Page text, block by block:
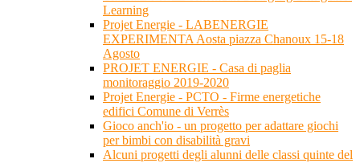
Learning
Projet Energie - LABENERGIE
EXPERIMENTA Aosta piazza Chanoux 15-18
Agosto
PROJET ENERGIE - Casa di paglia
monitoraggio 2019-2020
Projet Energie - PCTO - Firme energetiche
edifici Comune di Verrès
Gioco anch'io - un progetto per adattare giochi
per bimbi con disabilità gravi
Alcuni progetti degli alunni delle classi quinte del